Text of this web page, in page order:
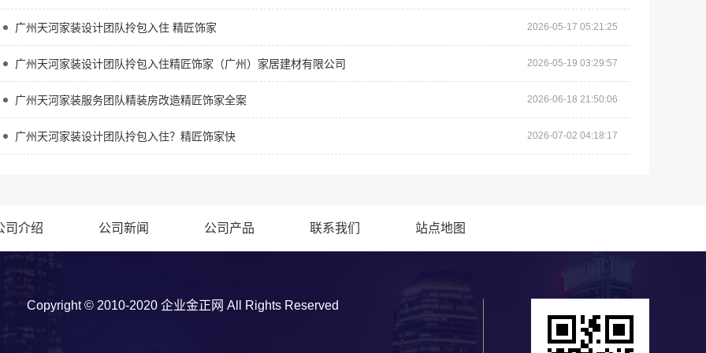
广州天河家装设计团队拎包入住 精匠饰家 2026-05-17 05:21:25
广州天河家装设计团队拎包入住精匠饰家（广州）家居建材有限公司 2026-05-19 03:29:57
广州天河家装服务团队精装房改造精匠饰家全案 2026-06-18 21:50:06
广州天河家装设计团队拎包入住？精匠饰家快 2026-07-02 04:18:17
司介绍 公司新闻 公司产品 联系我们 站点地图
Copyright © 2010-2020 企业金正网 All Rights Reserved